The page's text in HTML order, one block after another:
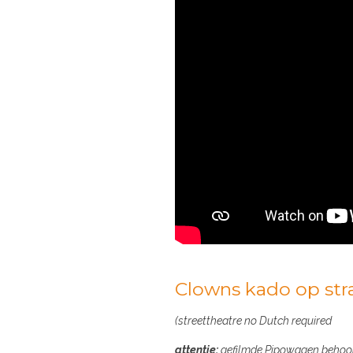
Clowns kado op
(streettheatre no Dutch required
attentie:gefilmde Pipowagen